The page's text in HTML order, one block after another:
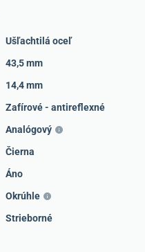
Ušľachtilá oceľ
43,5 mm
14,4 mm
Zafírové - antireflexné
Analógový
Čierna
Áno
Okrúhle
Strieborné